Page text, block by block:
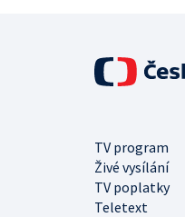
TV program
Živé vysílání
TV poplatky
Teletext